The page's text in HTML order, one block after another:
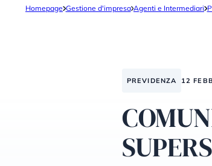
Homepage Gestione d'impresa Agenti e Intermediari
PREVIDENZA 12